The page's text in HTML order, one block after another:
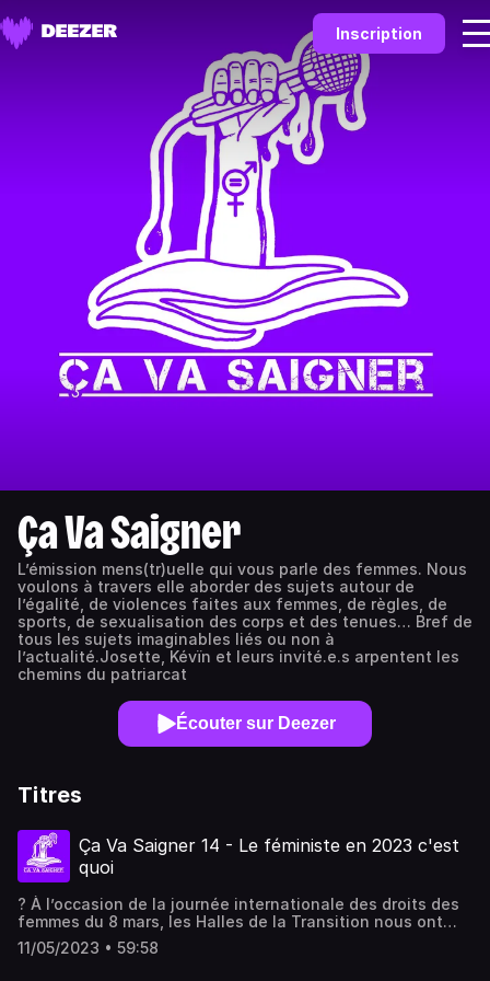
Inscription
Ça Va Saigner
L’émission mens(tr)uelle qui vous parle des femmes. Nous
voulons à travers elle aborder des sujets autour de
l’égalité, de violences faites aux femmes, de règles, de
sports, de sexualisation des corps et des tenues… Bref de
tous les sujets imaginables liés ou non à
l’actualité.Josette, Kévïn et leurs invité.e.s arpentent les
chemins du patriarcat
Écouter sur Deezer
Titres
Ça Va Saigner 14 - Le féministe en 2023 c'est
quoi
?️ À l’occasion de la journée internationale des droits des
femmes du 8 mars, les Halles de la Transition nous ont
proposé de réaliser une table ronde sous le prisme de Ça
Va Saigner en public avec plein d'invitées :?? Camille
11/05/2023 • 59:58